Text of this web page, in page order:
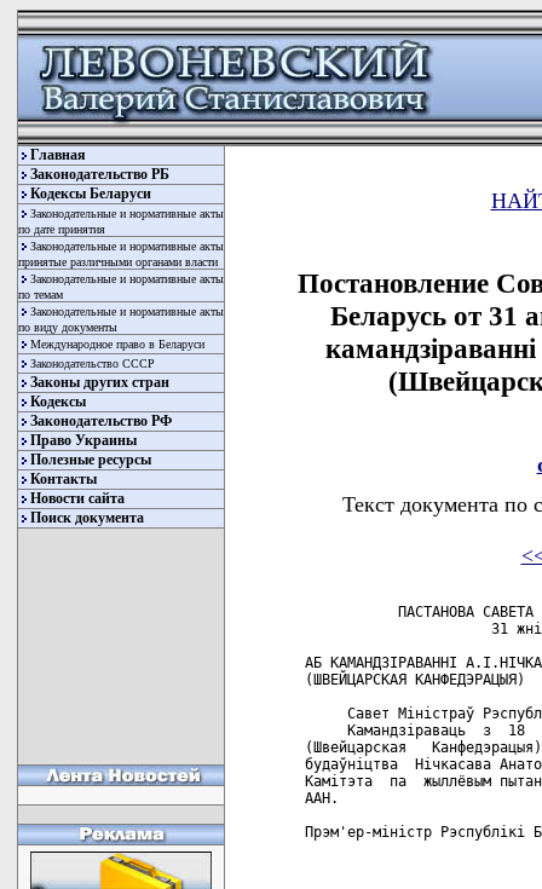
Главная
Законодательство РБ
Кодексы Беларуси
Законодательные и нормативные акты
по дате принятия
Законодательные и нормативные акты
принятые различными органами власти
Законодательные и нормативные акты
по темам
Законодательные и нормативные акты
по виду документы
Международное право в Беларуси
Законодательство СССР
Законы других стран
Кодексы
Законодательство РФ
Право Украины
Полезные ресурсы
Контакты
Новости сайта
Поиск документа
Постановление
Беларусь от 31
Текст документа по
ПАСТАНОВА САВЕТА
31
АБ КАМАНДЗІРАВАННІ
(ШВЕЙЦАРСКАЯ КАНФЕДЭРАЦЫЯ)
Савет Міністраў
Камандзіраваць  з  18
(Швейцарская
будаўніцтва  Нічкасава
Камітэта  па  жыллёвым
ААН.
Прэм'ер-міністр